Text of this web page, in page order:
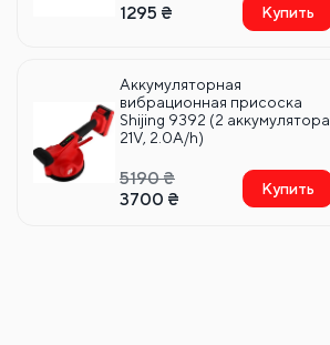
1295 ₴ Купить
Аккумуляторная
вибрационная присоска
Shijing 9392 (2 аккумулятора
21V, 2.0A/h)
5190₴
3700 ₴ Купить